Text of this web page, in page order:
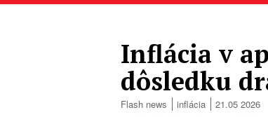
Inflácia v
dôsledku
Flash news inflácia 21.05 2026